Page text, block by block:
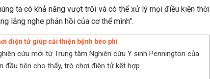
ta có khả năng vượt trội và có thể xử lý mọi điều kiện thời
lắng nghe phản hồi của cơ thể mình".
điện tử giúp cải thiện bệnh béo phì
cứu mới từ Trung tâm Nghiên cứu Y sinh Pennington của
đầu tiên cho thấy, trò chơi điện tử kết hợp ...